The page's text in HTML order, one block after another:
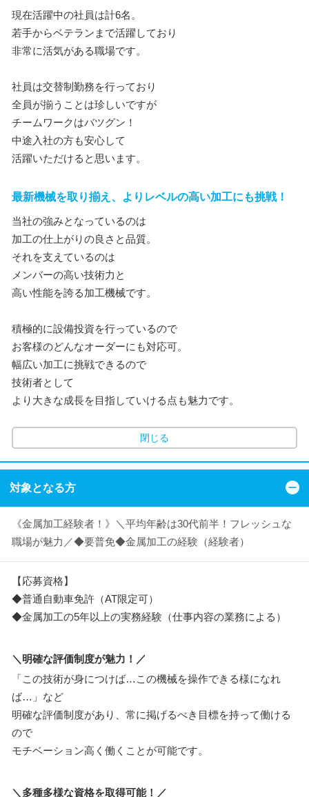
現在活躍中の社員は計6名。
若手からベテランまで活躍しており
非常に活気がある職場です。
社員は交替制勤務を行っており
全員が揃うことは珍しいですが
チームワークはバツグン！
中途入社の方も安心して
活躍いただけると思います。
最新機械を取り揃え、よりレベルの高い加工にも挑戦！
当社の強みとなっているのは
加工の仕上がりの良さと品質。
それを支えているのは
メンバーの高い技術力と
高い性能を誇る加工機械です。
積極的に設備投資を行っているので
お客様のどんなオーダーにも対応可。
幅広い加工に挑戦できるので
技術者として
より大きな成長を目指していける点も魅力です。
閉じる
対象となる方
《金属加工経験者！》＼平均年齢は30代前半！フレッシュな
職場が魅力／◆要普免◆金属加工の経験（経験者）
【応募資格】
◆普通自動車免許（AT限定可）
◆金属加工の5年以上の実務経験（仕事内容の業務による）
＼明確な評価制度が魅力！／
「この技術が身につけば…この機械を操作できる様になれ
ば…」など
明確な評価制度があり、常に掲げるべき目標を持って働ける
ので
モチベーション高く働くことが可能です。
＼多種多様な資格を取得可能！／